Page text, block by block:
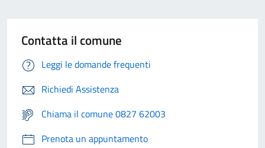
Contatta il comune
Leggi le domande frequenti
Richiedi Assistenza
Chiama il comune 0827 62003
Prenota un appuntamento